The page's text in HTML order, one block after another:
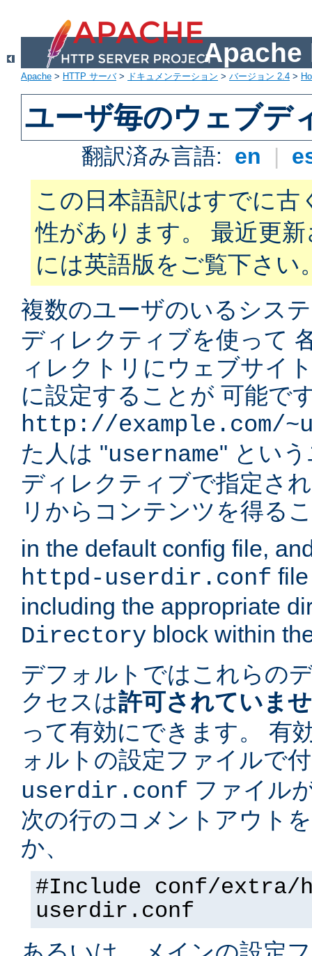
Apache
Apache > HTTP サーバ> ドキュメンテーション > バージョン 2.4 >
ユーザ毎のウェブデ
翻訳済み言語: en |
この日本語訳はすでに古
性があります。 最近更
には英語版をご覧下さい
複数のユーザのいるシス
ディレクティブを使って
ィレクトリにウェブサイ
に設定することが 可能で
http://example.com/
た人は "username" とい
ディレクティブで指定さ
リからコンテンツを得る
in the default config file,
httpd-userdir.conf
including the appropriate
Directory block within
デフォルトではこれらの
クセスは許可されていま
って有効にできます。 有
ォルトの設定ファイルで
userdir.conf ファイル
次の行のコメントアウト
か、
#Include conf/extra/
userdir.conf